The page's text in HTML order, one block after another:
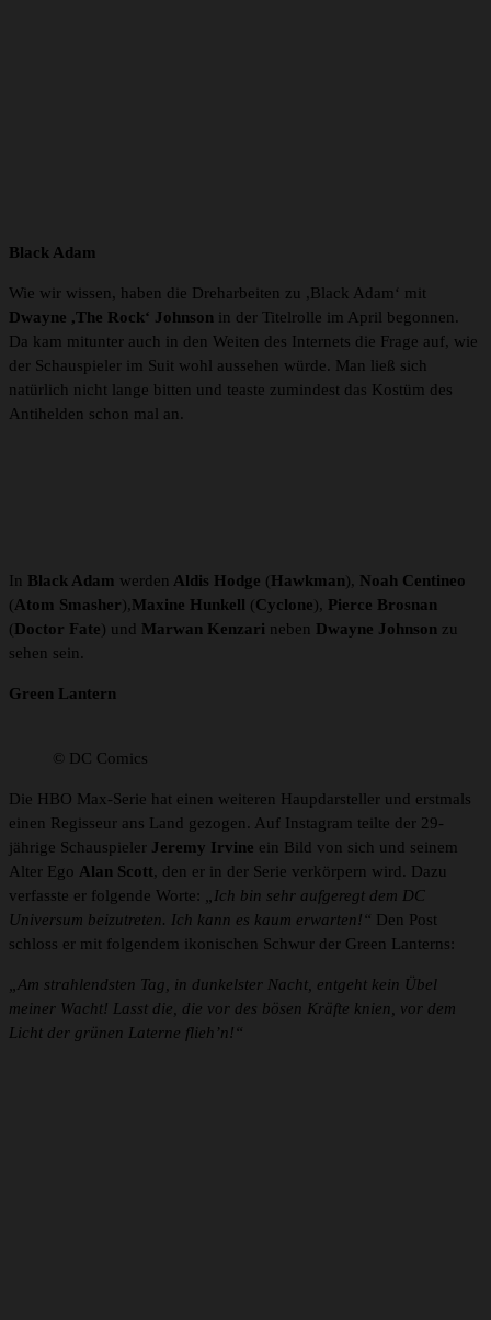
Black Adam
Wie wir wissen, haben die Dreharbeiten zu ,Black Adam‘ mit
Dwayne ,The Rock‘ Johnson in der Titelrolle im April begonnen.
Da kam mitunter auch in den Weiten des Internets die Frage auf, wie
der Schauspieler im Suit wohl aussehen würde. Man ließ sich
natürlich nicht lange bitten und teaste zumindest das Kostüm des
Antihelden schon mal an.
In Black Adam werden Aldis Hodge (Hawkman), Noah Centineo
(Atom Smasher),Maxine Hunkell (Cyclone), Pierce Brosnan
(Doctor Fate) und Marwan Kenzari neben Dwayne Johnson zu
sehen sein.
Green Lantern
© DC Comics
Die HBO Max-Serie hat einen weiteren Haupdarsteller und erstmals
einen Regisseur ans Land gezogen. Auf Instagram teilte der 29-
jährige Schauspieler Jeremy Irvine ein Bild von sich und seinem
Alter Ego Alan Scott, den er in der Serie verkörpern wird. Dazu
verfasste er folgende Worte: „Ich bin sehr aufgeregt dem DC
Universum beizutreten. Ich kann es kaum erwarten!“ Den Post
schloss er mit folgendem ikonischen Schwur der Green Lanterns:
„Am strahlendsten Tag, in dunkelster Nacht, entgeht kein Übel
meiner Wacht! Lasst die, die vor des bösen Kräfte knien, vor dem
Licht der grünen Laterne flieh’n!“